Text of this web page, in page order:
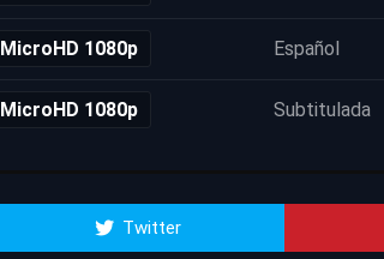
MicroHD 1080p Español
MicroHD 1080p Subtitulada
Twitter